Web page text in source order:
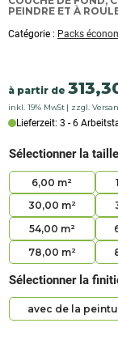
:
Sparpacks
PEINDRE ET À
Catégorie : Packs
à partir de
inkl. 19% MwSt zzgl.
Sélectionner la
6,00 m²
30,00 m²
54,00 m²
78,00 m²
Sélectionner la
avec de la
Lieferzeit: 3 - 6